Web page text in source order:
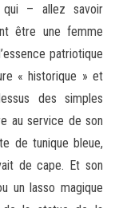
qui – allez savoir
être une femme
patriotique
« historique » et
des simples
au service de son
de tunique bleue,
de cape. Et son
un lasso magique